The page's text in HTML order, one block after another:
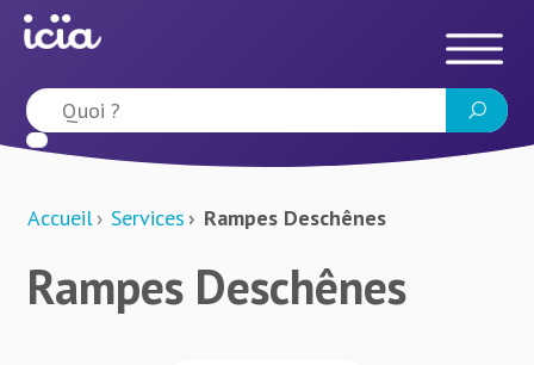
Accueil Services Rampes Deschênes
Rampes Deschênes